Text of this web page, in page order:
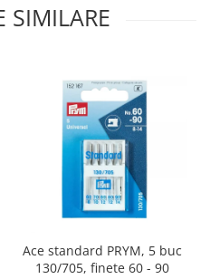
SIMILARE
Ace standard PRYM, 5 buc
130/705, finete 60 - 90